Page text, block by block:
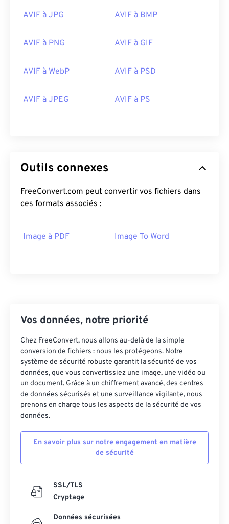
AVIF à JPG AVIF à BMP
AVIF à PNG AVIF à GIF
AVIF à WebP AVIF à PSD
AVIF à JPEG AVIF à PS
Outils connexes
FreeConvert.com peut convertir vos fichiers dans
ces formats associés :
Image à PDF Image To Word
Vos données, notre priorité
Chez FreeConvert, nous allons au-delà de la simple
conversion de fichiers : nous les protégeons. Notre
système de sécurité robuste garantit la sécurité de vos
données, que vous convertissiez une image, une vidéo ou
un document. Grâce à un chiffrement avancé, des centres
de données sécurisés et une surveillance vigilante, nous
prenons en charge tous les aspects de la sécurité de vos
données.
En savoir plus sur notre engagement en matière
de sécurité
SSL/TLS
Cryptage
Données sécurisées